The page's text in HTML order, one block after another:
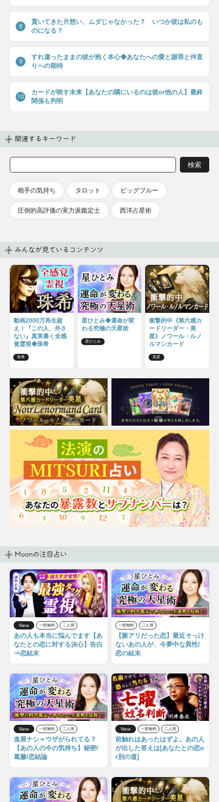
8
貫いてきた片想い、ムダじゃなかった？ いつか彼は私のも
のになる？
9
すれ違ったままの彼が抱く本心◆あなたへの愛と謝罪と仲直
りへの期待
10
カードが映す未来【あなたの隣にいるのは彼or他の人】最終
関係も判明
関連するキーワード
相手の気持ち タロット ビッグブルー
圧倒的高評価の実力派鑑定士 西洋占星術
みんなが見ているコンテンツ
動画2000万再生超
え！『この人、外さ
ない』真実暴く全感
覚霊視◆珠希
珠希
星ひとみ◆運命が変
わる究極の天星術
星ひとみ
衝撃的中《第六感カ
ードリーダー・美
星》ノワール・ルノ
ルマンカード
美星
Moonの注目占い
New 一部無料 二人用
あの人も本当に悩んでます【あ
なたとの恋に対する決心】告白
⇒恋結末
一部無料 二人用
【脈アリだった恋】最近そっけ
ないあの人が、今夢中な異性/
恋の結末
New 一部無料 二人用
進展ナシ＝ウザがられてる？
【あの人の今の気持ち】秘密/
葛藤/恋結論
New 一部無料 二人用
前触れはあったはずよ。あの人
が出した答えは[あなたとの恋o
r別の道]